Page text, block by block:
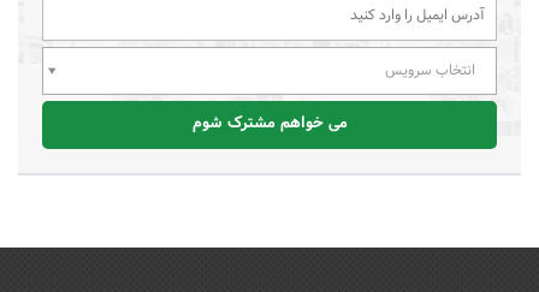
انتخاب سرویس
می خواهم مشترک شوم